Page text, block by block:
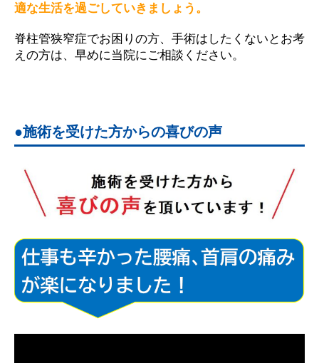
適な生活を過ごしていきましょう。
脊柱管狭窄症でお困りの方、手術はしたくないとお考
えの方は、早めに当院にご相談ください。
施術を受けた方からの喜びの声